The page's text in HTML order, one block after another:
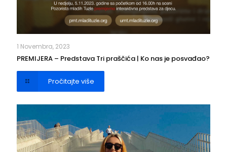
1 Novembra, 2023
PREMIJERA – Predstava Tri praščića | Ko nas je posvađao?
Pročitajte više